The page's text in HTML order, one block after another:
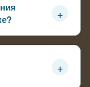
+
+